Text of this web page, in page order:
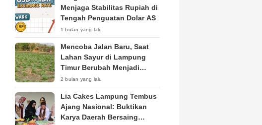
Menjaga Stabilitas Rupiah di
Tengah Penguatan Dolar AS
1 bulan yang lalu
Mencoba Jalan Baru, Saat
Lahan Sayur di Lampung
Timur Berubah Menjadi
Kebun Tembakau
2 bulan yang lalu
Lia Cakes Lampung Tembus
Ajang Nasional: Buktikan
Karya Daerah Bersaing